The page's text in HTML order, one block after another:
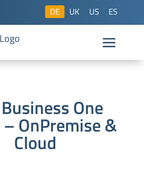
DE UK US ES
One
OnPremise &
Cloud